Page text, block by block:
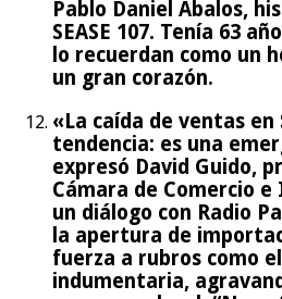
Pablo Daniel Ábalos,
SEASE 107. Tenía 63
lo recuerdan como un
un gran corazón.
«La caída de ventas en
tendencia: es una
expresó David Guido,
Cámara de Comercio
un diálogo con Radio
la apertura de
fuerza a rubros como
indumentaria,